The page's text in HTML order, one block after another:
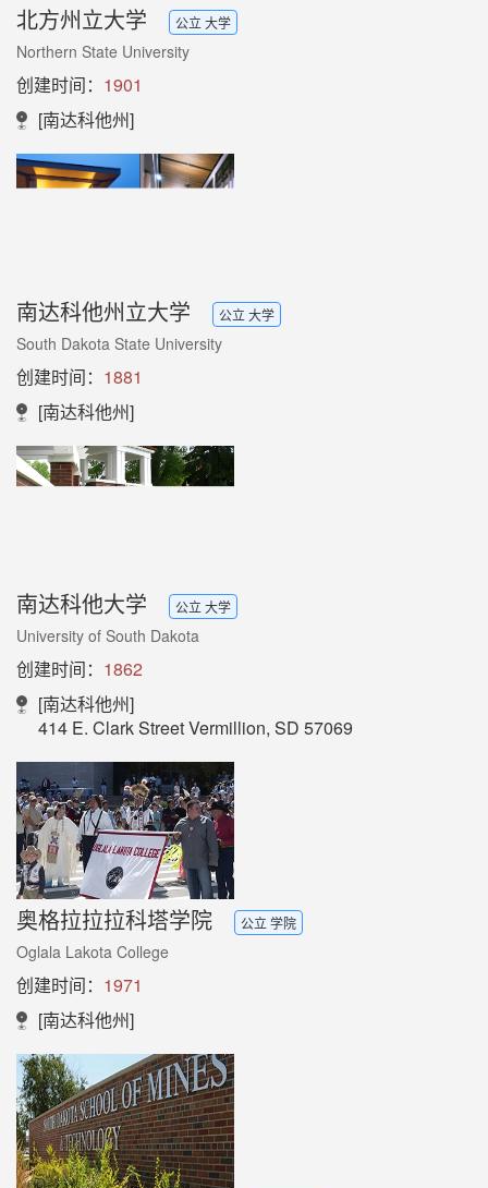
北方州立大学 公立 大学
Northern State University
创建时间： 1901
[南达科他州]
南达科他州立大学 公立 大学
South Dakota State University
创建时间： 1881
[南达科他州]
南达科他大学 公立 大学
University of South Dakota
创建时间： 1862
[南达科他州]
414 E. Clark Street Vermillion, SD 57069
奥格拉拉拉科塔学院 公立 学院
Oglala Lakota College
创建时间： 1971
[南达科他州]